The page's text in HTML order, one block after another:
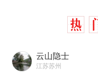
云山隐士
江苏苏州